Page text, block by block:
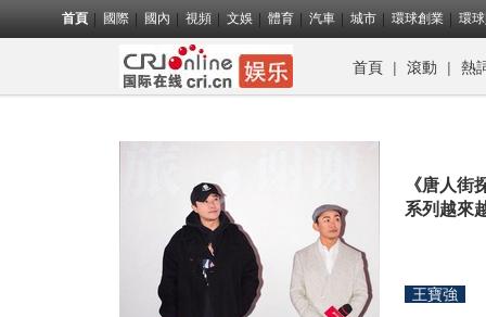
首頁 國際 國內 視頻 文娛 體育 汽車 城市 環球創業 環
首頁 | 滾動 | 熱
《唐人街
系列越來
王寶強